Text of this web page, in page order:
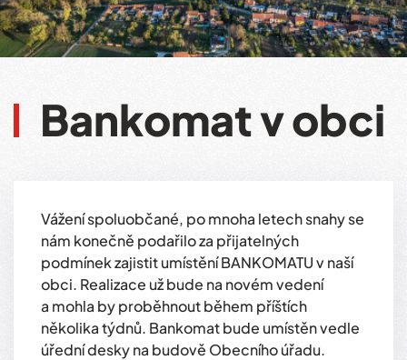
Bankomat v obci
Vážení spoluobčané, po mnoha letech snahy se
nám konečně podařilo za přijatelných
podmínek zajistit umístění BANKOMATU v naší
obci. Realizace už bude na novém vedení
a mohla by proběhnout během příštích
několika týdnů. Bankomat bude umístěn vedle
úřední desky na budově Obecního úřadu.